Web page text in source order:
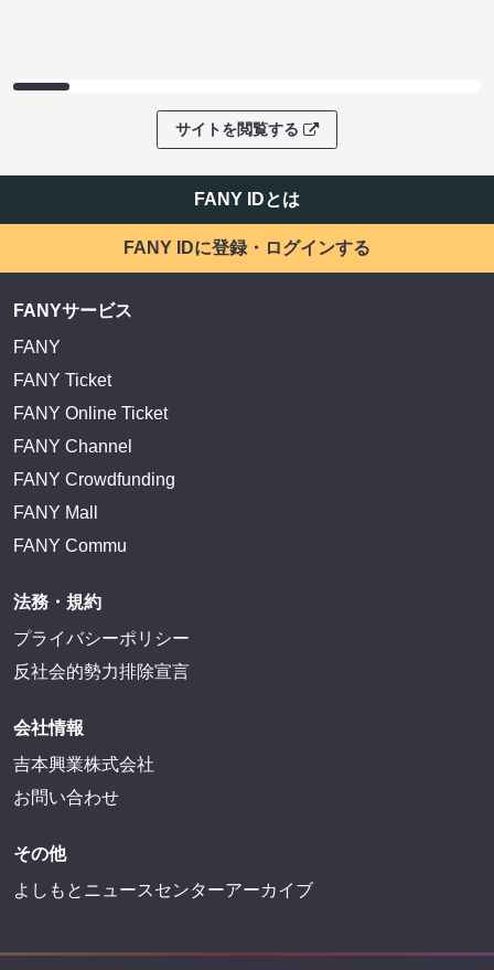
サイトを閲覧する
FANY IDとは
FANY IDに登録・ログインする
FANYサービス
FANY
FANY Ticket
FANY Online Ticket
FANY Channel
FANY Crowdfunding
FANY Mall
FANY Commu
法務・規約
プライバシーポリシー
反社会的勢力排除宣言
会社情報
吉本興業株式会社
お問い合わせ
その他
よしもとニュースセンターアーカイブ